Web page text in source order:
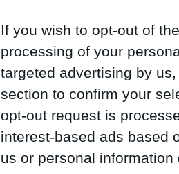
If you wish to opt-out of
processing of your
targeted advertising by
section to confirm your
opt-out request is
interest-based ads based
us or personal